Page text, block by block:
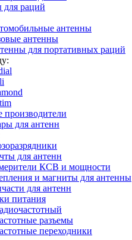
раций
антенны
антенны
для портативных раций
производители
для антенн
для антенн
КСВ и мощности
и магниты для антенны
для антенн
питания
разъемы
переходники